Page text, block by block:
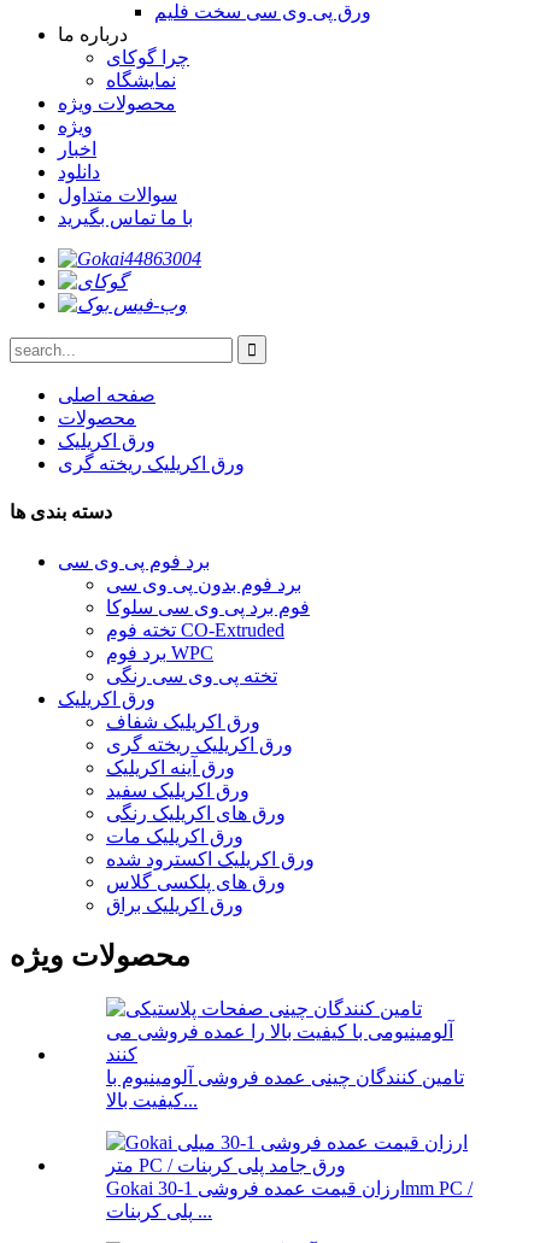
ورق پی وی سی سخت فلیم
درباره ما
چرا گوکای
نمایشگاه
محصولات ویژه
ویژه
اخبار
دانلود
سوالات متداول
با ما تماس بگیرید
صفحه اصلی
محصولات
ورق اکریلیک
ورق اکریلیک ریخته گری
دسته بندی ها
برد فوم پی وی سی
برد فوم بدون پی وی سی
فوم برد پی وی سی سلوکا
تخته فوم CO-Extruded
برد فوم WPC
تخته پی وی سی رنگی
ورق اکریلیک
ورق اکریلیک شفاف
ورق اکریلیک ریخته گری
ورق آینه اکریلیک
ورق اکریلیک سفید
ورق های اکریلیک رنگی
ورق اکریلیک مات
ورق اکریلیک اکسترود شده
ورق های پلکسی گلاس
ورق اکریلیک براق
محصولات ویژه
تامین کنندگان چینی عمده فروشی آلومینیوم با
کیفیت بالا...
Gokai ارزان قیمت عمده فروشی 1-30mm PC /
پلی کربنات ...